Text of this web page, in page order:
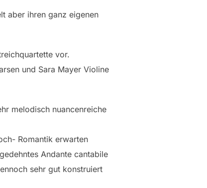
aber ihren ganz eigenen
vor.
und Sara Mayer Violine
melodisch nuancenreiche
Romantik erwarten
Andante cantabile
sehr gut konstruiert